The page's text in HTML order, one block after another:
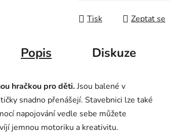
Tisk Zeptat se
Popis Diskuze
hračkou pro děti. Jsou balené v
snadno přenášejí. Stavebnici lze také
napojování vedle sebe můžete
jemnou motoriku a kreativitu.